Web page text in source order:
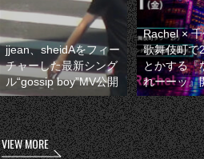
jjean、sheidAをフィー
チャーした最新シング
ル“gossip boy”MV公開
Rachel ×
歌舞伎町で
とかする『
れーーッ』
VIEW MORE